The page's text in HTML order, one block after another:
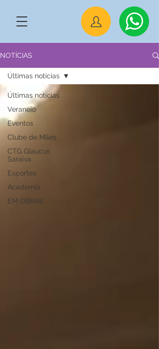
NOTÍCIAS
Últimas notícias
Veraneio
Eventos
Clube de Mães
CTG Glaucus
Saraiva
Esportes
Academia
EM OBRAS
Últimas notícias